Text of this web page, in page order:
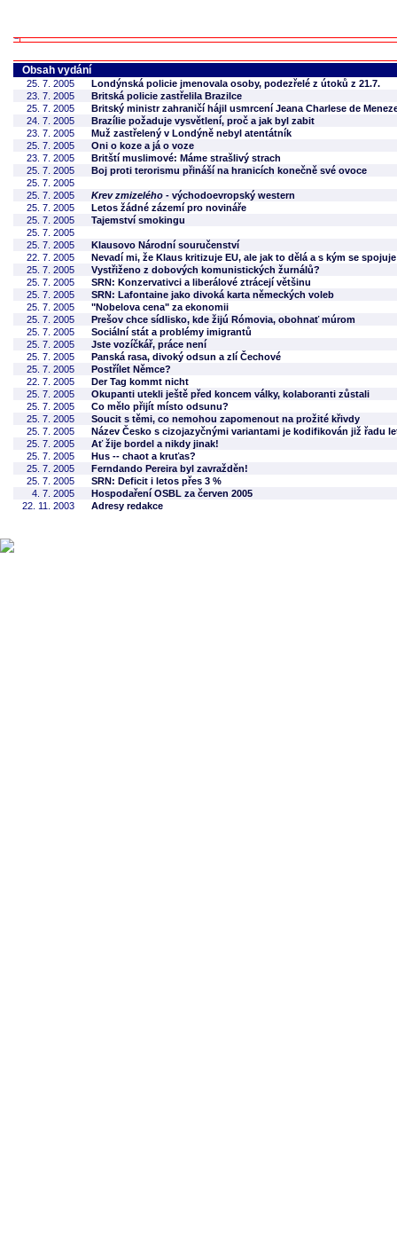
Obsah vydání
25. 7. 2005
Londýnská policie jmenovala osoby, podezřelé z útoků z 21.7.
23. 7. 2005
Britská policie zastřelila Brazilce
25. 7. 2005
Britský ministr zahraničí hájil usmrcení Jeana Charlese de
24. 7. 2005
Brazílie požaduje vysvětlení, proč a jak byl zabit
23. 7. 2005
Muž zastřelený v Londýně nebyl atentátník
25. 7. 2005
Oni o koze a já o voze
23. 7. 2005
Britští muslimové: Máme strašlivý strach
25. 7. 2005
Boj proti terorismu přináší na hranicích konečně své ovoce
25. 7. 2005
25. 7. 2005
Krev zmizelého - východoevropský western
25. 7. 2005
Letos žádné zázemí pro novináře
25. 7. 2005
Tajemství smokingu
25. 7. 2005
25. 7. 2005
Klausovo Národní souručenství
22. 7. 2005
Nevadí mi, že Klaus kritizuje EU, ale jak to dělá a s kým se spojuje
25. 7. 2005
Vystřiženo z dobových komunistických žurnálů?
25. 7. 2005
SRN: Konzervativci a liberálové ztrácejí většinu
25. 7. 2005
SRN: Lafontaine jako divoká karta německých voleb
25. 7. 2005
"Nobelova cena" za ekonomii
25. 7. 2005
Prešov chce sídlisko, kde žijú Rómovia, obohnať múrom
25. 7. 2005
Sociální stát a problémy imigrantů
25. 7. 2005
Jste vozíčkář, práce není
25. 7. 2005
Panská rasa, divoký odsun a zlí Čechové
25. 7. 2005
Postřílet Němce?
22. 7. 2005
Der Tag kommt nicht
25. 7. 2005
Okupanti utekli ještě před koncem války, kolaboranti zůstali
25. 7. 2005
Co mělo přijít místo odsunu?
25. 7. 2005
Soucit s těmi, co nemohou zapomenout na prožité křivdy
25. 7. 2005
Název Česko s cizojazyčnými variantami je kodifikován již řadu
25. 7. 2005
Ať žije bordel a nikdy jinak!
25. 7. 2005
Hus -- chaot a kruťas?
25. 7. 2005
Ferndando Pereira byl zavražděn!
25. 7. 2005
SRN: Deficit i letos přes 3 %
4. 7. 2005
Hospodaření OSBL za červen 2005
22. 11. 2003
Adresy redakce